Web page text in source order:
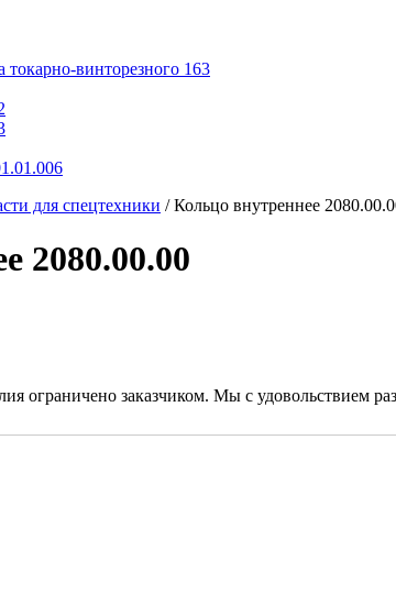
винторезного 163
для спецтехники /Кольцо внутреннее
2080.00.00
ограничено заказчиком. Мы с удовольствием